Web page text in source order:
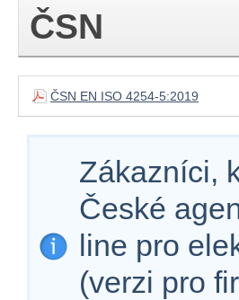
ČSN
ČSN EN ISO 4254-5:2019
Zákazníci,
České
line pro
(verzi pro